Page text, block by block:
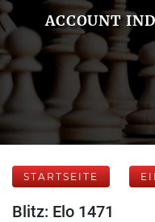
ACCOUNT
STARTSEITE
Blitz: Elo 1471